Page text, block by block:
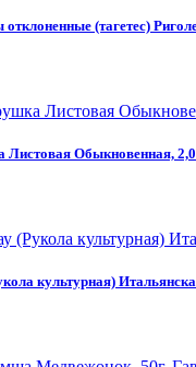
(тагетес)
Обыкновенная,
культурная)